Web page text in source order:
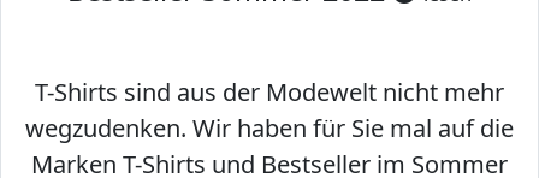
T-Shirts sind aus der Modewelt nicht mehr
wegzudenken. Wir haben für Sie mal auf die
Marken T-Shirts und Bestseller im Sommer